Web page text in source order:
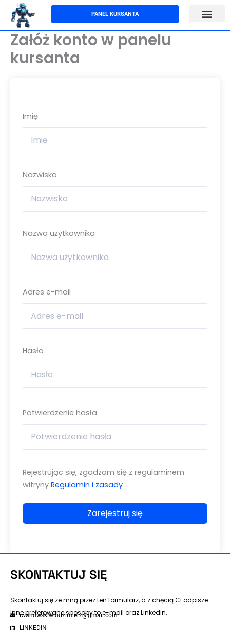
Przejdź
treści
PANEL KURSANTA
Załóż konto w panelu
kursanta
Imię
Nazwisko
Nazwa użytkownika
Adres e-mail
Hasło
Potwierdzenie hasła
Rejestrując się, zgadzam się z regulaminem
witryny Regulamin i zasady
Zarejestruj się
SKONTAKTUJ SIĘ
Skontaktuj się ze mną przez ten formularz, a z chęcią Ci odpisze.
Inne preferowane sposoby to e-mail oraz Linkedin.
iwanowskiwlodzimierz@gmail.com
LINKEDIN